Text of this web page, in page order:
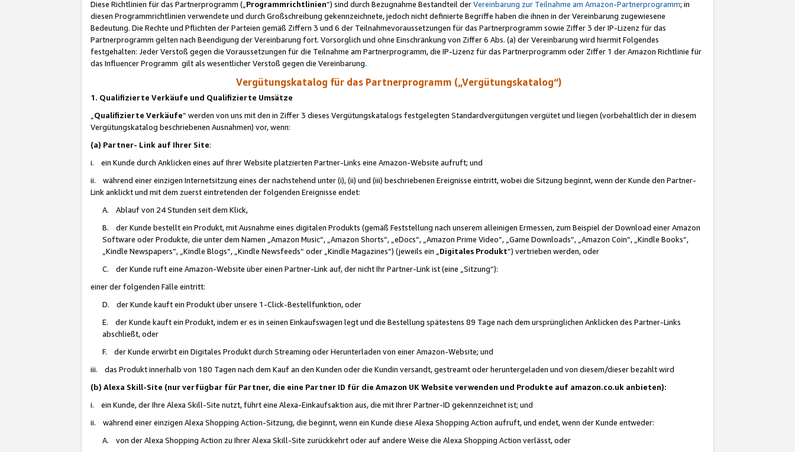
Diese Richtlinien für das Partnerprogramm („Programmrichtlinien“) sind durch Bezugnahme Bestandteil derVereinbarung zur Teilnahme am Amazon-Partnerprogramm; in
diesen Programmrichtlinien verwendete und durch Großschreibung gekennzeichnete, jedoch nicht definierte Begriffe haben die ihnen in der Vereinbarung zugewiesene
Bedeutung. Die Rechte und Pflichten der Parteien gemäß Ziffern 3 und 6 der Teilnahmevoraussetzungen für das Partnerprogramm sowie Ziffer 3 der IP-Lizenz für das
Partnerprogramm gelten nach Beendigung der Vereinbarung fort. Vorsorglich und ohne Einschränkung von Ziffer 6 Abs. (a) der Vereinbarung wird hiermit Folgendes
festgehalten: Jeder Verstoß gegen die Voraussetzungen für die Teilnahme am Partnerprogramm, die IP-Lizenz für das Partnerprogramm oder Ziffer 1 der Amazon Richtlinie für
das Influencer Programm gilt als wesentlicher Verstoß gegen die Vereinbarung.
Vergütungskatalog für das Partnerprogramm („Vergütungskatalog“)
1. Qualifizierte Verkäufe und Qualifizierte Umsätze
Qualifizierte Verkäufe“ werden von uns mit den in Ziffer 3 dieses Vergütungskatalogs festgelegten Standardvergütungen vergütet und liegen (vorbehaltlich der in diesem
Vergütungskatalog beschriebenen Ausnahmen) vor, wenn:
(a) Partner- Link auf Ihrer Site:
i. ein Kunde durch Anklicken eines auf Ihrer Website platzierten Partner-Links eine Amazon-Website aufruft; und
ii. während einer einzigen Internetsitzung eines der nachstehend unter (i), (ii) und (iii) beschriebenen Ereignisse eintritt, wobei die Sitzung beginnt, wenn der Kunde den Partner-
Link anklickt und mit dem zuerst eintretenden der folgenden Ereignisse endet:
A. Ablauf von 24 Stunden seit dem Klick,
B. der Kunde bestellt ein Produkt, mit Ausnahme eines digitalen Produkts (gemäß Feststellung nach unserem alleinigen Ermessen, zum Beispiel der Download einer Amazon
Software oder Produkte, die unter dem Namen „Amazon Music“, „Amazon Shorts“, „eDocs“, „Amazon Prime Video“, „Game Downloads“, „Amazon Coin“, „Kindle Books“,
„Kindle Newspapers“, „Kindle Blogs“, „Kindle Newsfeeds“ oder „Kindle Magazines“) (jeweils ein „ Digitales Produkt“) vertrieben werden, oder
C. der Kunde ruft eine Amazon-Website über einen Partner-Link auf, der nicht Ihr Partner-Link ist (eine „Sitzung“):
einer der folgenden Fälle eintritt:
D. der Kunde kauft ein Produkt über unsere 1-Click-Bestellfunktion, oder
E. der Kunde kauft ein Produkt, indem er es in seinen Einkaufswagen legt und die Bestellung spätestens 89 Tage nach dem ursprünglichen Anklicken des Partner-Links
abschließt, oder
F. der Kunde erwirbt ein Digitales Produkt durch Streaming oder Herunterladen von einer Amazon-Website; und
iii. das Produkt innerhalb von 180 Tagen nach dem Kauf an den Kunden oder die Kundin versandt, gestreamt oder heruntergeladen und von diesem/dieser bezahlt wird
(b) Alexa Skill-Site (nur verfügbar für Partner, die eine Partner ID für die Amazon UK Website verwenden und Produkte auf amazon.co.uk anbieten):
i. ein Kunde, der Ihre Alexa Skill-Site nutzt, führt eine Alexa-Einkaufsaktion aus, die mit Ihrer Partner-ID gekennzeichnet ist; und
ii. während einer einzigen Alexa Shopping Action-Sitzung, die beginnt, wenn ein Kunde diese Alexa Shopping Action aufruft, und endet, wenn der Kunde entweder:
A. von der Alexa Shopping Action zu Ihrer Alexa Skill-Site zurückkehrt oder auf andere Weise die Alexa Shopping Action verlässt, oder